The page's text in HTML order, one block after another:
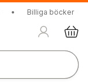
• Billiga böcker